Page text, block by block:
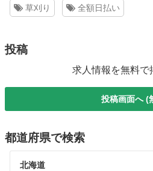
草刈り 全額日払い
投稿
求人情報を無料で
投稿画面へ (
都道府県で検索
北海道